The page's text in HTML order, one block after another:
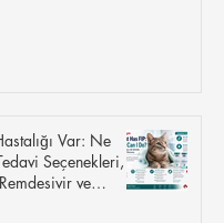
Var: Ne
Seçenekleri,
ve